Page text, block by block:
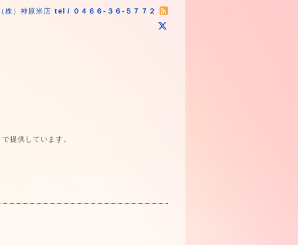
株）神原米店 tel / ０４６６-３６-５７７２
提供しています。